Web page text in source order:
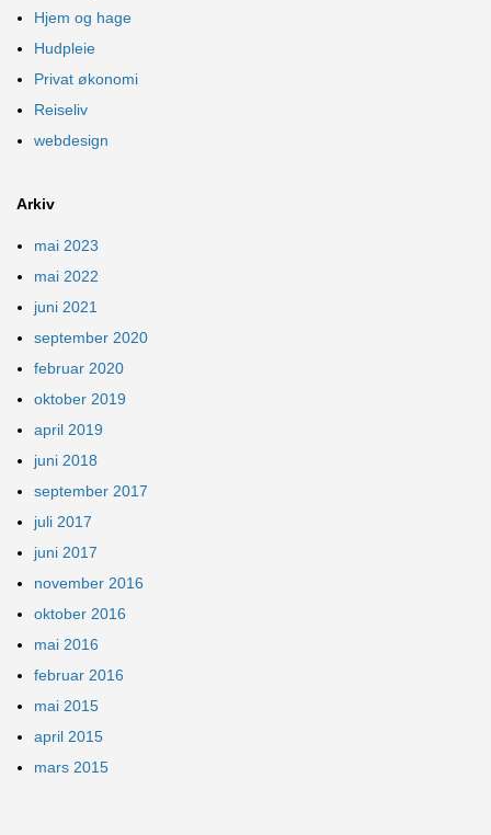
Hjem og hage
Hudpleie
Privat økonomi
Reiseliv
webdesign
Arkiv
mai 2023
mai 2022
juni 2021
september 2020
februar 2020
oktober 2019
april 2019
juni 2018
september 2017
juli 2017
juni 2017
november 2016
oktober 2016
mai 2016
februar 2016
mai 2015
april 2015
mars 2015